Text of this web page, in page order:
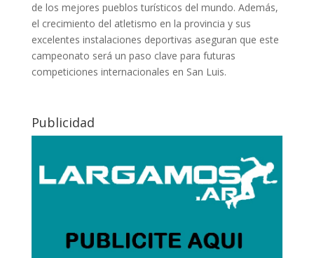
de los mejores pueblos turísticos del mundo. Además,
el crecimiento del atletismo en la provincia y sus
excelentes instalaciones deportivas aseguran que este
campeonato será un paso clave para futuras
competiciones internacionales en San Luis.
Publicidad